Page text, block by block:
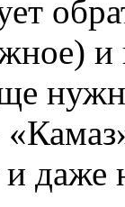
и
даже